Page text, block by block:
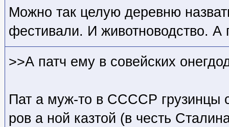
Можно так целую деревню
фестивали. И животноводство. А
>>А патч ему в совейских
Пат а муж-то в ССССР грузинцы
ров а ной казтой (в честь